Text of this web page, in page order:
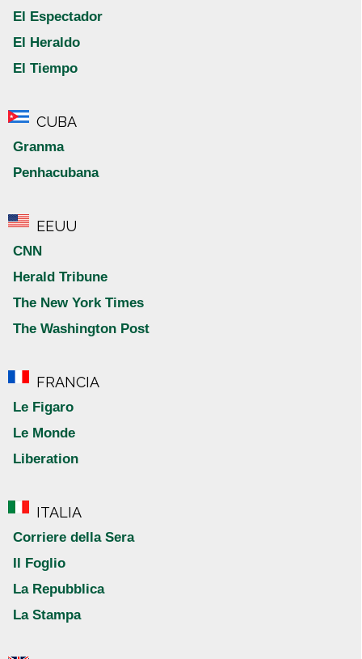
El Espectador
El Heraldo
El Tiempo
CUBA
Granma
Penhacubana
EEUU
CNN
Herald Tribune
The New York Times
The Washington Post
FRANCIA
Le Figaro
Le Monde
Liberation
ITALIA
Corriere della Sera
Il Foglio
La Repubblica
La Stampa